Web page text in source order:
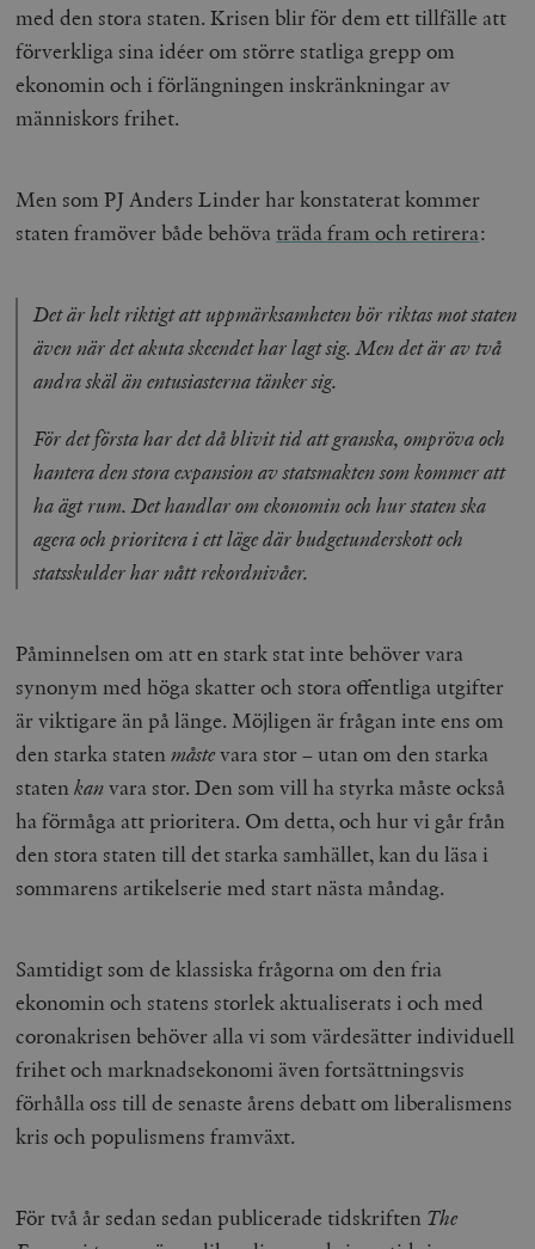
med den stora staten. Krisen blir för dem ett tillfälle att
förverkliga sina idéer om större statliga grepp om
ekonomin och i förlängningen inskränkningar av
människors frihet.
Men som PJ Anders Linder har konstaterat kommer
staten framöver både behöva träda fram och retirera:
Det är helt riktigt att uppmärksamheten bör riktas mot staten
även när det akuta skeendet har lagt sig. Men det är av två
andra skäl än entusiasterna tänker sig.
För det första har det då blivit tid att granska, ompröva och
hantera den stora expansion av statsmakten som kommer att
ha ägt rum. Det handlar om ekonomin och hur staten ska
agera och prioritera i ett läge där budgetunderskott och
statsskulder har nått rekordnivåer.
Påminnelsen om att en stark stat inte behöver vara
synonym med höga skatter och stora offentliga utgifter
är viktigare än på länge. Möjligen är frågan inte ens om
den starka staten måstevara stor – utan om den starka
statenkanvara stor. Den som vill ha styrka måste också
ha förmåga att prioritera. Om detta, och hur vi går från
den stora staten till det starka samhället, kan du läsa i
sommarens artikelserie med start nästa måndag.
Samtidigt som de klassiska frågorna om den fria
ekonomin och statens storlek aktualiserats i och med
coronakrisen behöver alla vi som värdesätter individuell
frihet och marknadsekonomi även fortsättningsvis
förhålla oss till de senaste årens debatt om liberalismens
kris och populismens framväxt.
För två år sedan sedan publicerade tidskriften The